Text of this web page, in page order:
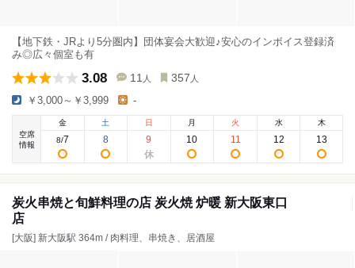
【地下鉄・JRより5分圏内】団体宴会大歓迎♪安心のインボイス登録済
み◎広々個室も有
3.08 11 人 357 人
￥3,000～￥3,999 -
空席
情報
金
8/7
土
8
日
9
月
10
火
11
水
12
木
13
炭火串焼と旬鮮料理の店 炭火焼 炉暖 新大阪東口
店
[大阪] 新大阪駅 364m / 肉料理、串焼き、居酒屋